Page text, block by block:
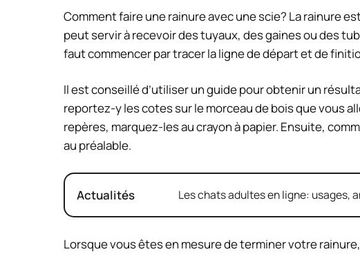
Comment faire une rainure avec une scie? La rainure
peut servir à recevoir des tuyaux, des gaines ou des
faut commencer par tracer la ligne de départ et de
Il est conseillé d’utiliser un guide pour obtenir un
reportez-y les cotes sur le morceau de bois que vous
repères, marquez-les au crayon à papier. Ensuite,
au préalable.
Actualités Les chats adultes en ligne: usages,
Lorsque vous êtes en mesure de terminer votre